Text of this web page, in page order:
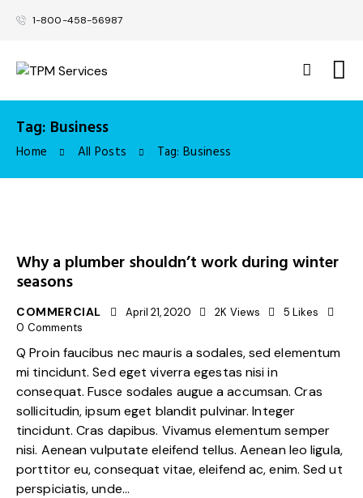
1-800-458-56987
Tag: Business
Home All Posts Tag: Business
Why a plumber shouldn’t work during winter
seasons
COMMERCIAL April 21, 2020 2K Views 5 Likes
0 Comments
Q Proin faucibus nec mauris a sodales, sed elementum
mi tincidunt. Sed eget viverra egestas nisi in
consequat. Fusce sodales augue a accumsan. Cras
sollicitudin, ipsum eget blandit pulvinar. Integer
tincidunt. Cras dapibus. Vivamus elementum semper
nisi. Aenean vulputate eleifend tellus. Aenean leo ligula,
porttitor eu, consequat vitae, eleifend ac, enim. Sed ut
perspiciatis, unde…